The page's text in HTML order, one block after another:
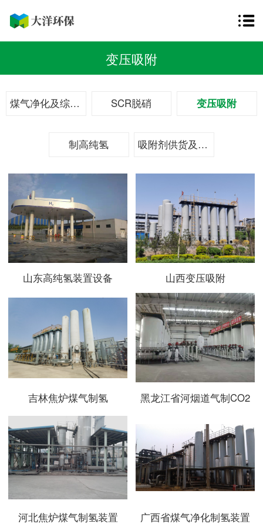
变压吸附
煤气净化及综合利用 SCR脱硝 变压吸附
制高纯氢 吸附剂供货及装卸
山东高纯氢装置设备 山西变压吸附
吉林焦炉煤气制氢 黑龙江省河烟道气制CO2
河北焦炉煤气制氢装置 广西省煤气净化制氢装置